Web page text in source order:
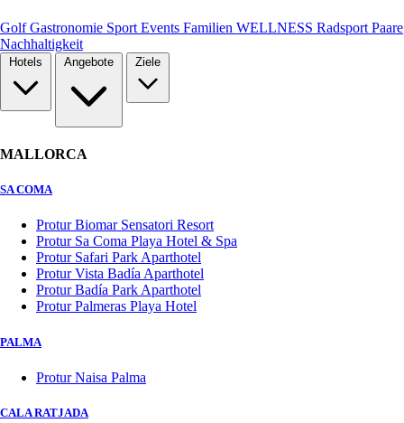
GolfGastronomie Sport Events Familien WELLNESS Radsport Paare
Nachhaltigkeit
MALLORCA
SA COMA
Protur Biomar Sensatori Resort
Protur Sa Coma Playa Hotel & Spa
Protur Safari Park Aparthotel
Protur Vista Badía Aparthotel
Protur Badía Park Aparthotel
Protur Palmeras Playa Hotel
PALMA
Protur Naisa Palma
CALA RATJADA